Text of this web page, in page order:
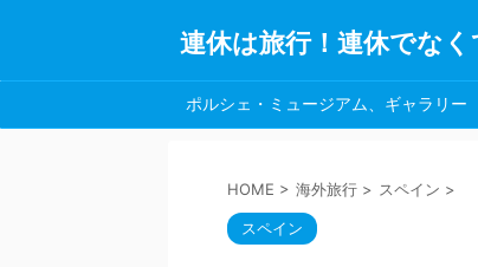
連休は旅行！連休でなく
ポルシェ・ミュージアム、ギャラリー
HOME > 海外旅行 > スペイン >
スペイン